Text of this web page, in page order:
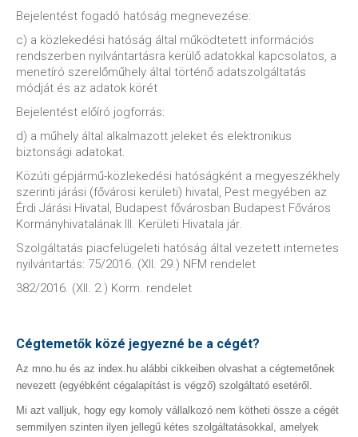
Bejelentést fogadó hatóság megnevezése:
c) a közlekedési hatóság által működtetett információs
rendszerben nyilvántartásra kerülő adatokkal kapcsolatos, a
menetíró szerelőműhely által történő adatszolgáltatás
módját és az adatok körét
Bejelentést előíró jogforrás:
d) a műhely által alkalmazott jeleket és elektronikus
biztonsági adatokat.
Közúti gépjármű-közlekedési hatóságként a megyeszékhely
szerinti járási (fővárosi kerületi) hivatal, Pest megyében az
Érdi Járási Hivatal, Budapest fővárosban Budapest Főváros
Kormányhivatalának III. Kerületi Hivatala jár.
Szolgáltatás piacfelügeleti hatóság által vezetett internetes
nyilvántartás: 75/2016. (XII. 29.) NFM rendelet
382/2016. (XII. 2.) Korm. rendelet
Cégtemetők közé jegyezné be a cégét?
Az mno.hu és az index.hu alábbi cikkeiben olvashat a cégtemetőnek
nevezett (egyébként cégalapítást is végző) szolgáltató esetéről.
Mi azt valljuk, hogy egy komoly vállalkozó nem kötheti össze a cégét
semmilyen szinten ilyen jellegű kétes szolgáltatásokkal, amelyek